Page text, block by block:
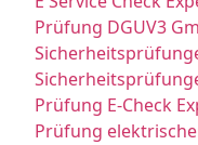
Prüfung DGUV3
Prüfung E-Check
Prüfung